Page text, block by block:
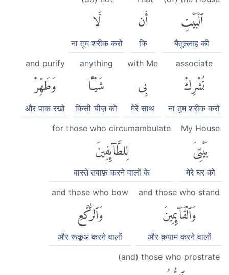
ٱلْبَيْتِ
बैतुल्लाह की
أَن
कि
لَّا
ना तुम शरीक करो
associate
تُشْرِكْ
ना तुम शरीक करो
with Me
بِى
मेरे साथ
anything
شَيْـًٔا
किसी चीज़ को
and purify
وَطَهِّرْ
और पाक रखो
My House
بَيْتِىَ
मेरे घर को
for those who circumambulate
لِلطَّآئِفِينَ
वास्ते तवाफ़ करने वालों के
and those who stand
وَٱلْقَآئِمِينَ
और क़याम करने वालों
and those who bow
وَٱلرُّكَّعِ
और रूकूअ करने वालों
(and) those who prostrate